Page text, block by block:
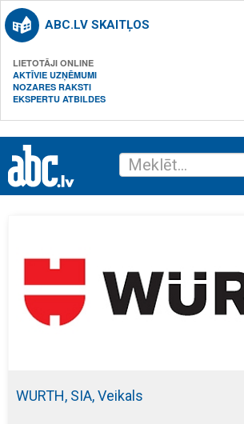
ABC.LV SKAITĻOS
LIETOTĀJI ONLINE
AKTĪVIE UZŅĒMUMI
NOZARES RAKSTI
EKSPERTU ATBILDES
WURTH, SIA, Veikals